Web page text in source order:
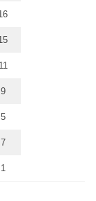
11
9
5
7
1